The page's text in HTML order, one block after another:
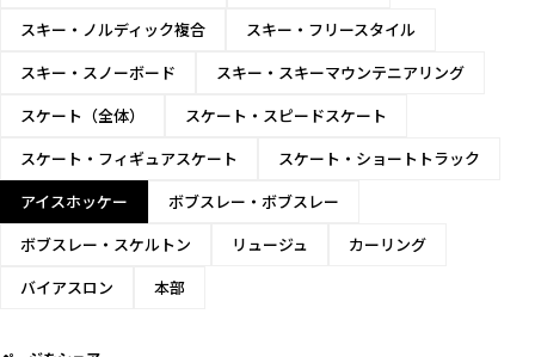
スキー・ノルディック複合
スキー・フリースタイル
スキー・スノーボード
スキー・スキーマウンテニアリング
スケート（全体）
スケート・スピードスケート
スケート・フィギュアスケート
スケート・ショートトラック
アイスホッケー
ボブスレー・ボブスレー
ボブスレー・スケルトン
リュージュ
カーリング
バイアスロン
本部